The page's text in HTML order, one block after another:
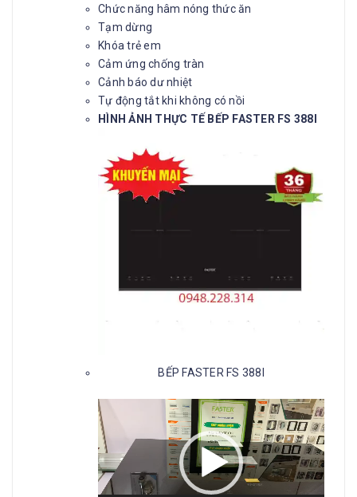
Chức năng hâm nóng thức ăn
Tạm dừng
Khóa trẻ em
Cảm ứng chống tràn
Cảnh báo dư nhiệt
Tự động tắt khi không có nồi
HÌNH ẢNH THỰC TẾ BẾP FASTER FS 388I
BẾP FASTER FS 388I
Trình
chơi
Video